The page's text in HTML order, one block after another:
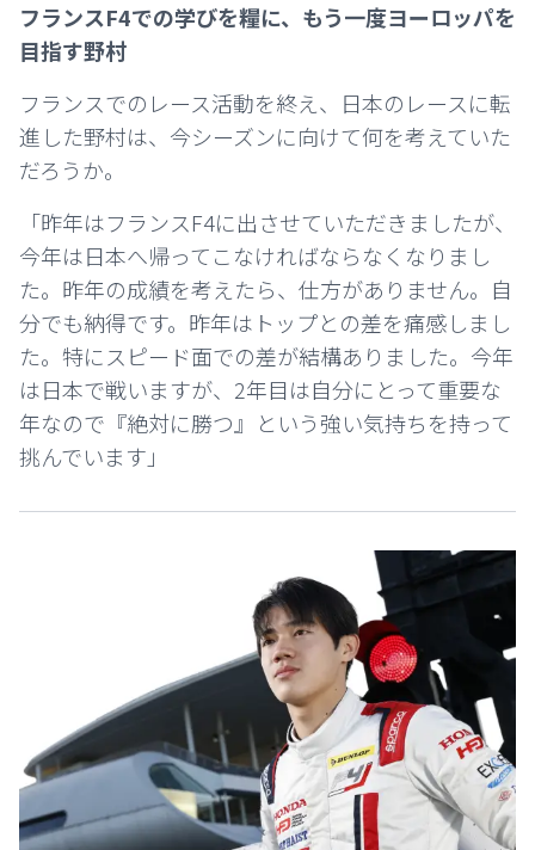
フランスF4での学びを糧に、もう一度ヨーロッパを
目指す野村
フランスでのレース活動を終え、日本のレースに転
進した野村は、今シーズンに向けて何を考えていた
だろうか。
「昨年はフランスF4に出させていただきましたが、
今年は日本へ帰ってこなければならなくなりまし
た。昨年の成績を考えたら、仕方がありません。自
分でも納得です。昨年はトップとの差を痛感しまし
た。特にスピード面での差が結構ありました。今年
は日本で戦いますが、2年目は自分にとって重要な
年なので『絶対に勝つ』という強い気持ちを持って
挑んでいます」